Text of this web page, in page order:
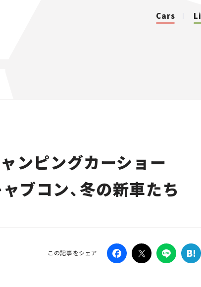
Cars
ャンピングカーショー
ブコン、冬の新車たち
この記事をシェア
Traffic
Special